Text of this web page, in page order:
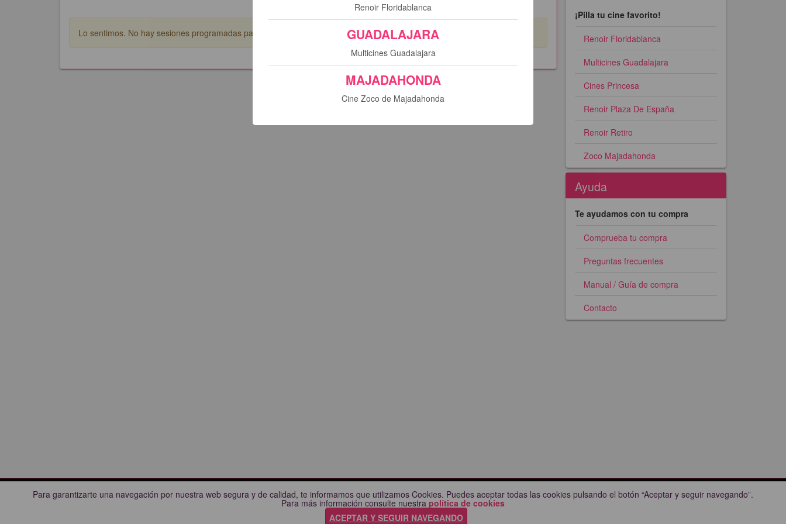
Para garantizarte una navegación por nuestra web segura y de calidad, te informamos que utilizamos Cookies. Puedes aceptar todas las cookies pulsando el botón “Aceptar y seguir navegando”.
Para más información consulte nuestra política de cookies
ACEPTAR Y SEGUIR NAVEGANDO
Lo sentimos. No hay sesiones programadas para esta película.
¡Pilla tu cine favorito!
Renoir Floridablanca
Multicines Guadalajara
Cines Princesa
Renoir Plaza De España
Renoir Retiro
Zoco Majadahonda
Ayuda
Te ayudamos con tu compra
Comprueba tu compra
Preguntas frecuentes
Manual / Guía de compra
Contacto
CARTELERAS DE CINE OTRAS CIUDADES AYUDA
Comprueba tu compra
Renoir Floridablanca
GUADALAJARA
Multicines Guadalajara
MAJADAHONDA
Cine Zoco de Majadahonda